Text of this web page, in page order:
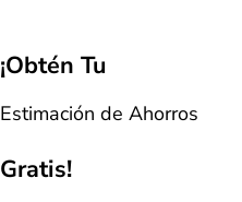
¡Obtén Tu
Estimación de Ahorros
Gratis!